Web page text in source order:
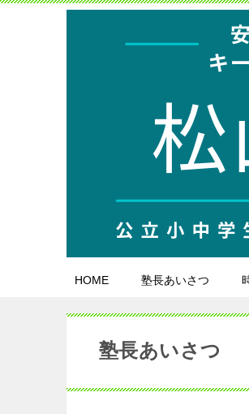
HOME 塾長あいさつ
塾長あいさつ